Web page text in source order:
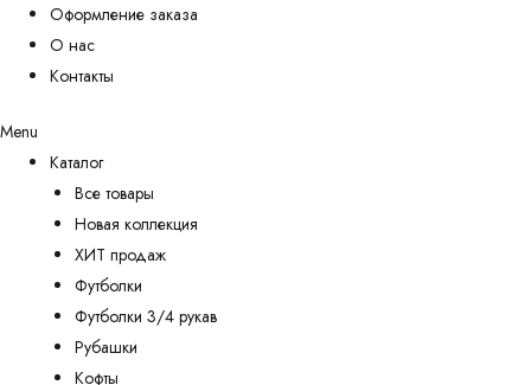
Оформление заказа
О нас
Контакты
Menu
Каталог
Все товары
Новая коллекция
ХИТ продаж
Футболки
Футболки 3/4 рукав
Рубашки
Кофты